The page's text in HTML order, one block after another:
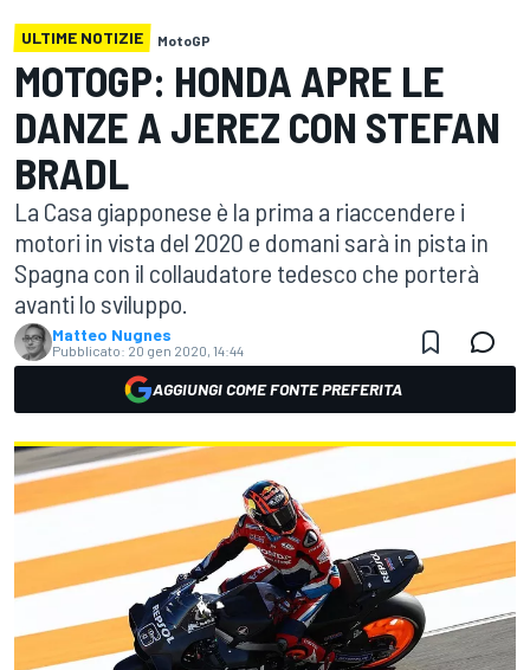
ULTIME NOTIZIE MotoGP
MOTOGP: HONDA APRE LE
DANZE A JEREZ CON STEFAN
BRADL
La Casa giapponese è la prima a riaccendere i
motori in vista del 2020 e domani sarà in pista in
Spagna con il collaudatore tedesco che porterà
avanti lo sviluppo.
Matteo Nugnes
Pubblicato: 20 gen 2020, 14:44
AGGIUNGI COME FONTE PREFERITA